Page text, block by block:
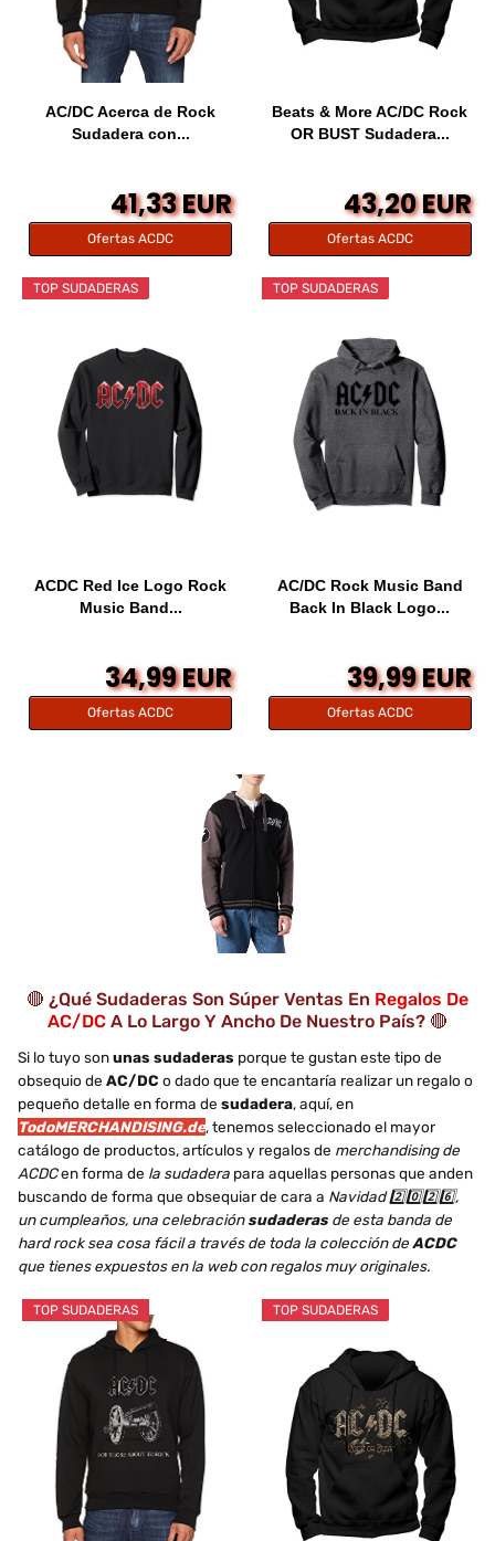
AC/DC Acerca de Rock
Sudadera con...
41,33 EUR
Ofertas ACDC
Beats & More AC/DC Rock
OR BUST Sudadera...
43,20 EUR
Ofertas ACDC
TOP SUDADERAS
ACDC Red Ice Logo Rock
Music Band...
34,99 EUR
Ofertas ACDC
TOP SUDADERAS
AC/DC Rock Music Band
Back In Black Logo...
39,99 EUR
Ofertas ACDC
🔴 ¿Qué Sudaderas Son Súper Ventas En Regalos De
AC/DC A Lo Largo Y Ancho De Nuestro País? 🔴
Si lo tuyo sonunas sudaderas porque te gustan este tipo de
obsequio de AC/DC o dado que te encantaría realizar un regalo o
pequeño detalle en forma de sudadera, aquí, en
TodoMERCHANDISING.de, tenemos seleccionado el mayor
catálogo de productos, artículos y regalos de merchandising de
ACDCen forma de la sudadera para aquellas personas que anden
buscando de forma que obsequiar de cara a Navidad 2️⃣0️⃣2️⃣6️⃣,
un cumpleaños, una celebraciónsudaderas de esta banda de
hard rock sea cosa fácil a través de toda la colección deACDC
que tienes expuestos en la web con regalos muy originales.
TOP SUDADERAS TOP SUDADERAS